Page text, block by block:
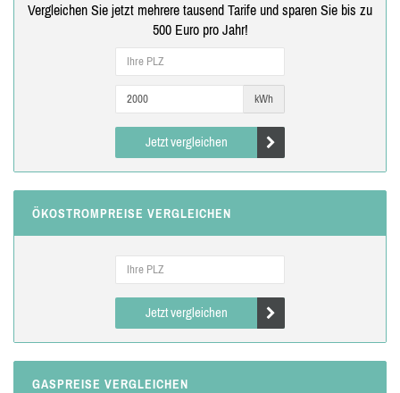
Vergleichen Sie jetzt mehrere tausend Tarife und sparen Sie bis zu
500 Euro pro Jahr!
kWh
Jetzt vergleichen
ÖKOSTROMPREISE VERGLEICHEN
Jetzt vergleichen
GASPREISE VERGLEICHEN